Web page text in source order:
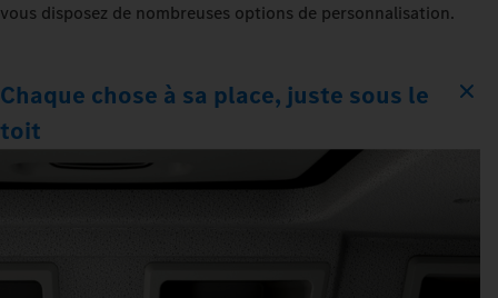
vous disposez de nombreuses options de personnalisation.
Chaque chose à sa place, juste sous le
toit